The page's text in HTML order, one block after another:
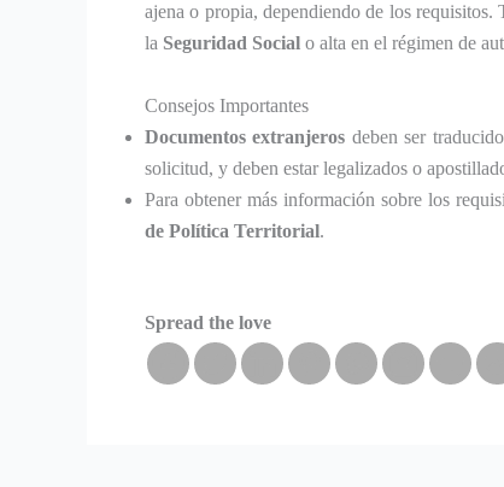
ajena o propia, dependiendo de los
la Seguridad Social o alta en el régimen de
Consejos Importantes
Documentos extranjeros deben ser
solicitud, y deben estar legalizados o
Para obtener más información sobre los
de Política Territorial.
Spread the love